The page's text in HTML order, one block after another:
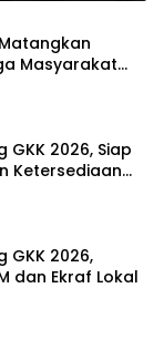
Masyarakat
GKK 2026, Siap
Ketersediaan
GKK 2026,
dan Ekraf Lokal